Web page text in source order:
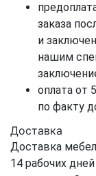
заказа
и
нашим
оплата от
по факту
Доставка
Доставка
14 рабочих